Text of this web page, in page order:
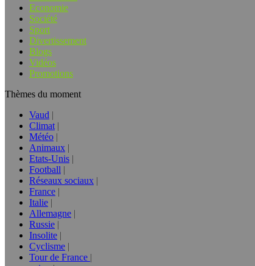
Economie
Société
Sport
Divertissement
Blogs
Vidéos
Promotions
Thèmes du moment
Vaud
Climat
Météo
Animaux
Etats-Unis
Football
Réseaux sociaux
France
Italie
Allemagne
Russie
Insolite
Cyclisme
Tour de France